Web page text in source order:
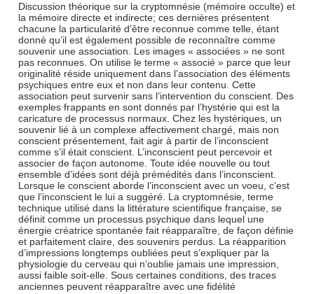
Discussion théorique sur la cryptomnésie (mémoire occulte) et
la mémoire directe et indirecte; ces dernières présentent
chacune la particularité d’être reconnue comme telle, étant
donné qu’il est également possible de reconnaître comme
souvenir une association. Les images « associées » ne sont
pas reconnues. On utilise le terme « associé » parce que leur
originalité réside uniquement dans l’association des éléments
psychiques entre eux et non dans leur contenu. Cette
association peut survenir sans l’intervention du conscient. Des
exemples frappants en sont donnés par l’hystérie qui est la
caricature de processus normaux. Chez les hystériques, un
souvenir lié à un complexe affectivement chargé, mais non
conscient présentement, fait agir à partir de l’inconscient
comme s’il était conscient. L’inconscient peut percevoir et
associer de façon autonome. Toute idée nouvelle ou tout
ensemble d’idées sont déjà prémédités dans l’inconscient.
Lorsque le conscient aborde l’inconscient avec un voeu, c’est
que l’inconscient le lui a suggéré. La cryptomnésie, terme
technique utilisé dans la littérature scientifique française, se
définit comme un processus psychique dans lequel une
énergie créatrice spontanée fait réapparaître, de façon définie
et parfaitement claire, des souvenirs perdus. La réapparition
d’impressions longtemps oubliées peut s’expliquer par la
physiologie du cerveau qui n’oublie jamais une impression,
aussi faible soit-elle. Sous certaines conditions, des traces
anciennes peuvent réapparaître avec une fidélité